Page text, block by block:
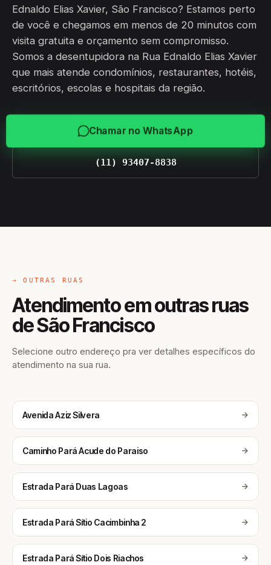
Ednaldo Elias Xavier, São Francisco? Estamos perto
de você e chegamos em menos de 20 minutos com
visita gratuita e orçamento sem compromisso.
Somos a desentupidora na Rua Ednaldo Elias Xavier
que mais atende condomínios, restaurantes, hotéis,
escritórios, escolas e hospitais da região.
Chamar no WhatsApp
(11) 93407-8838
→ OUTRAS RUAS
Atendimento em outras ruas
de São Francisco
Selecione outro endereço pra ver detalhes específicos do
atendimento na sua rua.
Avenida Aziz Silvera
Caminho Pará Acude do Paraiso
Estrada Pará Duas Lagoas
Estrada Pará Sítio Cacimbinha 2
Estrada Pará Sítio Dois Riachos